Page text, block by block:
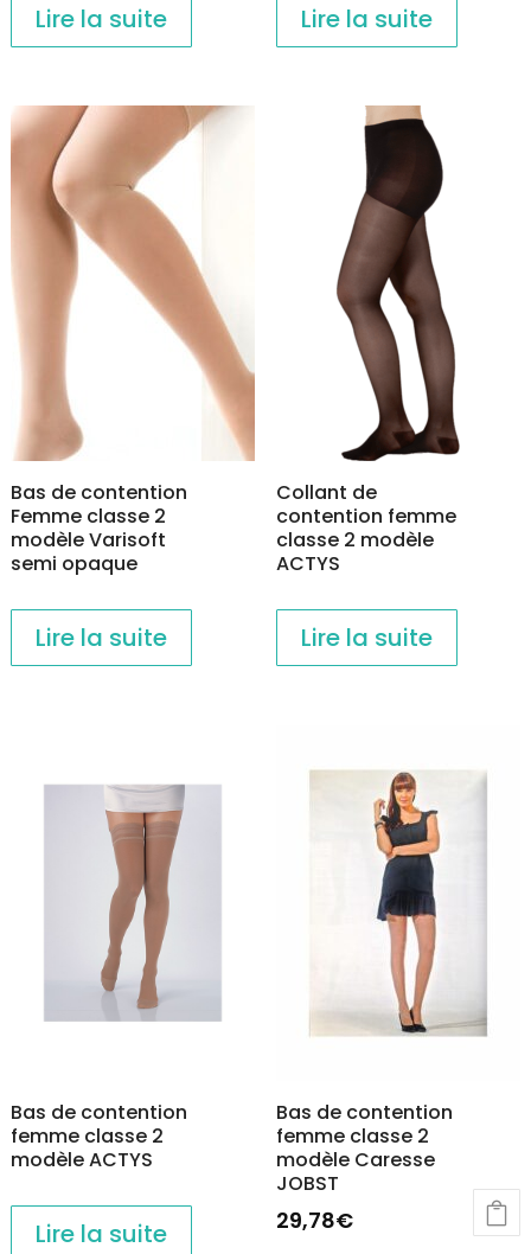
Lire la suite Lire la suite
Bas de contention
Femme classe 2
modèle Varisoft
semi opaque
Lire la suite
Collant de
contention femme
classe 2 modèle
ACTYS
Lire la suite
Bas de contention
femme classe 2
modèle ACTYS
Lire la suite
Bas de contention
femme classe 2
modèle Caresse
JOBST
29,78€